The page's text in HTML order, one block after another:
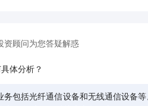
资顾问为您答疑解惑
体分析？
务包括光纤通信设备和无线通信设备